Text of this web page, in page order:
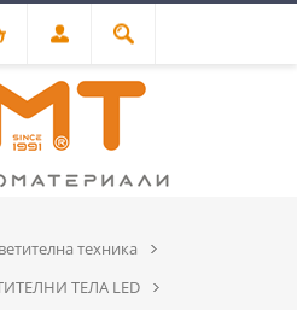
техника
ТЕЛА LED